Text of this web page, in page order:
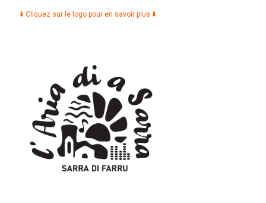
⬇️ Cliquez sur le logo pour en savoir plus ⬇️